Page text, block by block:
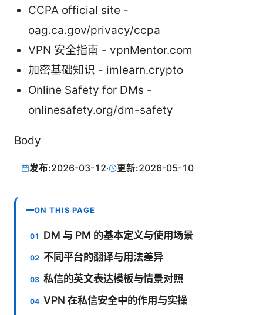
CCPA official site -
oag.ca.gov/privacy/ccpa
VPN 安全指南 - vpnMentor.com
加密基础知识 - imlearn.crypto
Online Safety for DMs -
onlinesafety.org/dm-safety
Body
发布:2026-03-12· 更新:2026-05-10
ON THIS PAGE
DM 与 PM 的基本定义与使用场景
不同平台的翻译与用法差异
私信的英文表达模板与情景对照
VPN 在私信安全中的作用与实操